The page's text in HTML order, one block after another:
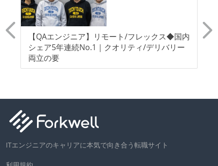
【QAエンジニア】リモート/フレックス◆国内
シェア5年連続No.1｜クオリティ/デリバリー
両立の要
ITエンジニアのキャリアに本気で向き合う転職サイト